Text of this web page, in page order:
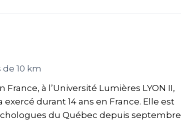
10 km
à l’Université Lumières LYON II,
exercé durant 14 ans en France. Elle est
du Québec depuis septembre